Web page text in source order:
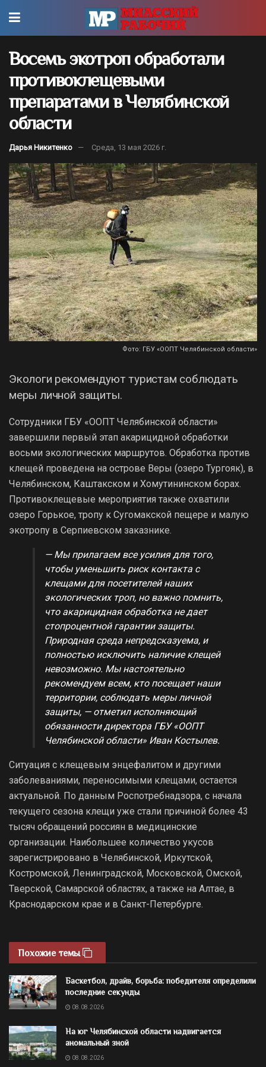
Восемь экотроп обработали
противоклещевыми
препаратами в Челябинской
области
Дарья Никитенко Среда, 13 мая 2026 г.
Фото: ГБУ «ООПТ Челябинской области»
Экологи рекомендуют туристам соблюдать
меры личной защиты.
Сотрудники ГБУ «ООПТ Челябинской области»
завершили первый этап акарицидной обработки
восьми экологических маршрутов. Обработка против
клещей проведена на острове Веры (озеро Тургояк), в
Челябинском, Каштакском и Хомутининском борах.
Противоклещевые мероприятия также охватили
озеро Горькое, тропу к Сугомакской пещере и малую
экотропу в Серпиевском заказнике.
— Мы прилагаем все усилия для того,
чтобы уменьшить риск контакта с
клещами для посетителей наших
экологических троп, но важно помнить,
что акарицидная обработка не дает
стопроцентной гарантии защиты.
Природная среда непредсказуема, и
полностью исключить наличие клещей
невозможно. Мы настоятельно
рекомендуем всем, кто посещает наши
территории, соблюдать меры личной
защиты, — отметил исполняющий
обязанности директора ГБУ «ООПТ
Челябинской области» Иван Костылев.
Ситуация с клещевым энцефалитом и другими
заболеваниями, переносимыми клещами, остается
актуальной. По данным Роспотребнадзора, с начала
текущего сезона клещи уже стали причиной более 43
тысяч обращений россиян в медицинские
организации. Наибольшее количество укусов
зарегистрировано в Челябинской, Иркутской,
Костромской, Ленинградской, Московской, Омской,
Тверской, Самарской областях, а также на Алтае, в
Краснодарском крае и в Санкт-Петербурге.
Похожие темы
Баскетбол, драйв, борьба: победителя определили
последние секунды
08.08.2026
На юг Челябинской области надвигается
аномальный зной
08.08.2026